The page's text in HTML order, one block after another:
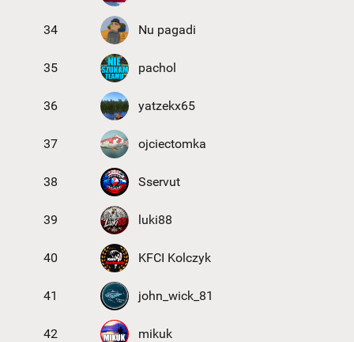
34 Nu pagadi
35 pachol
36 yatzekx65
37 ojciectomka
38 Sservut
39 luki88
40 KFCI Kolczyk
41 john_wick_81
42 mikuk